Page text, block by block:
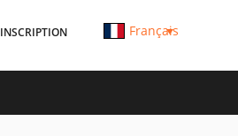
INSCRIPTION Français